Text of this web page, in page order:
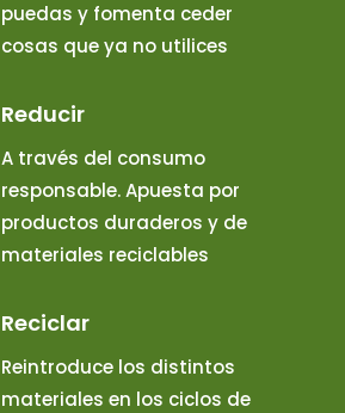
puedas y fomenta ceder
cosas que ya no utilices
Reducir
A través del consumo
responsable. Apuesta por
productos duraderos y de
materiales reciclables
Reciclar
Reintroduce los distintos
materiales en los ciclos de